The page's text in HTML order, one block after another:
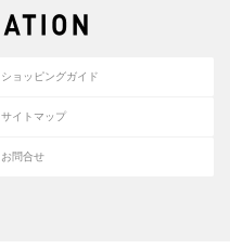
ショッピングガイド
サイトマップ
お問合せ